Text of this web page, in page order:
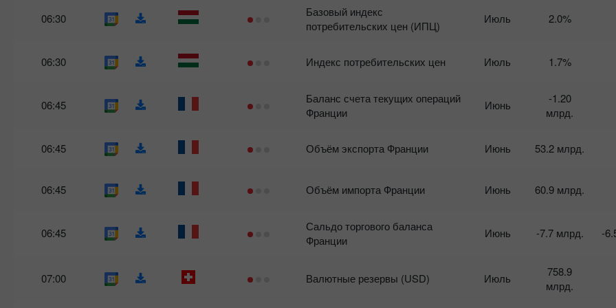
06:30
Базовый индекс
потребительских цен (ИПЦ)
Июль 2.0%
06:30 Индекс потребительских цен Июль 1.7%
06:45
Баланс счета текущих операций
Франции
Июнь
-1.20
млрд.
06:45 Объём экспорта Франции Июнь 53.2 млрд.
06:45 Объём импорта Франции Июнь 60.9 млрд.
06:45
Сальдо торгового баланса
Франции
Июнь -7.7 млрд. -
07:00 Валютные резервы (USD) Июль
758.9
млрд.